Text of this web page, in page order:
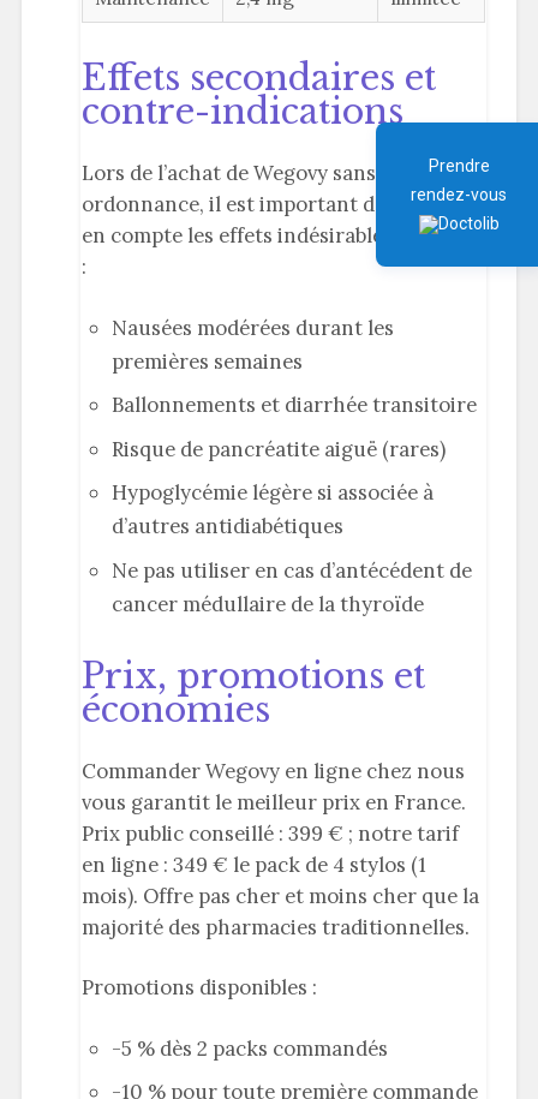
Effets secondaires et
contre-indications
Lors de l’achat de Wegovy sans
ordonnance, il est important de prendre
en compte les effets indésirables possibles
:
Nausées modérées durant les
premières semaines
Ballonnements et diarrhée transitoire
Risque de pancréatite aiguë (rares)
Hypoglycémie légère si associée à
d’autres antidiabétiques
Ne pas utiliser en cas d’antécédent de
cancer médullaire de la thyroïde
Prix, promotions et
économies
Commander Wegovy en ligne chez nous
vous garantit le meilleur prix en France.
Prix public conseillé : 399 € ; notre tarif
en ligne : 349 € le pack de 4 stylos (1
mois). Offre pas cher et moins cher que la
majorité des pharmacies traditionnelles.
Promotions disponibles :
-5 % dès 2 packs commandés
-10 % pour toute première commande
Prendre
rendez-vous